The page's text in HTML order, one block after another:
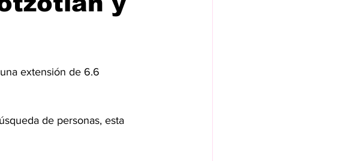
extensión de 6.6
de personas, esta